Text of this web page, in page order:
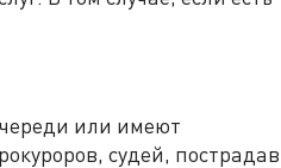
или имеют
судей,